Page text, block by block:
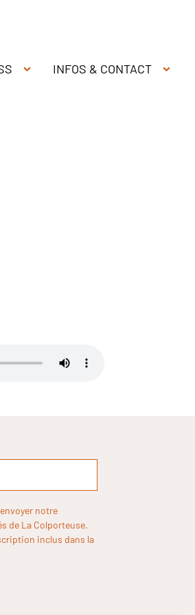
INFOS & CONTACT
notre
de La Colporteuse.
inclus dans la